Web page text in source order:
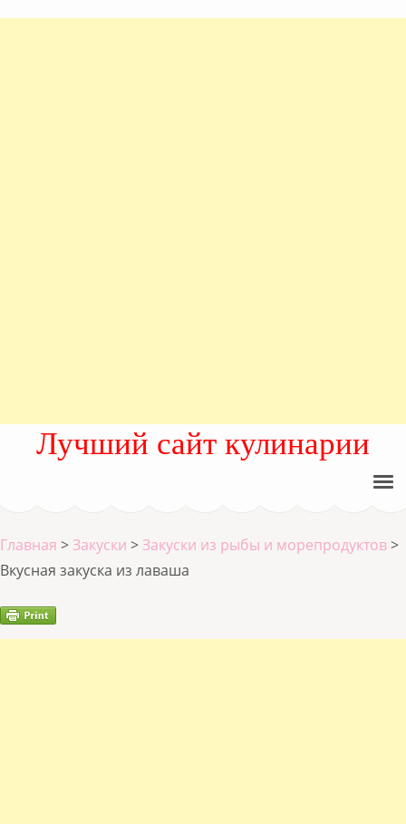
Лучший сайт кулинарии
Главная >Закуски >Закуски из рыбы и морепродуктов>
Вкусная закуска из лаваша